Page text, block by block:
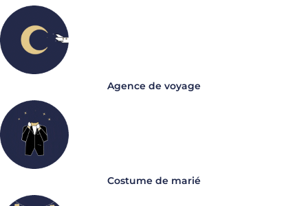
Agence de voyage
Costume de marié